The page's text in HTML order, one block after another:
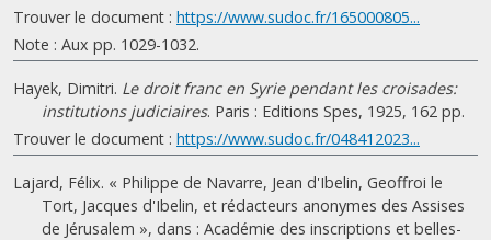
Trouver le document : https://www.sudoc.fr/165000805...
Note : Aux pp. 1029-1032.
Hayek, Dimitri. Le droit franc en Syrie pendant les croisades:
institutions judiciaires. Paris : Editions Spes, 1925, 162 pp.
Trouver le document : https://www.sudoc.fr/048412023...
Lajard, Félix. « Philippe de Navarre, Jean d'Ibelin, Geoffroi le
Tort, Jacques d'Ibelin, et rédacteurs anonymes des Assises
de Jérusalem », dans : Académie des inscriptions et belles-